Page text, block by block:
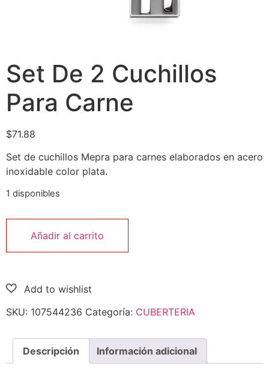
Set De 2 Cuchillos
Para Carne
$71.88
Set de cuchillos Mepra para carnes elaborados en acero
inoxidable color plata.
1 disponibles
Añadir al carrito
SKU: 107544236 Categoría: CUBERTERIA
Descripción Información adicional